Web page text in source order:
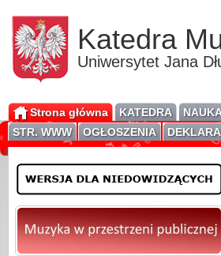
Katedra
Uniwersytet Jana
Strona główna KATEDRA
STR. WWW
OGŁOSZENIA